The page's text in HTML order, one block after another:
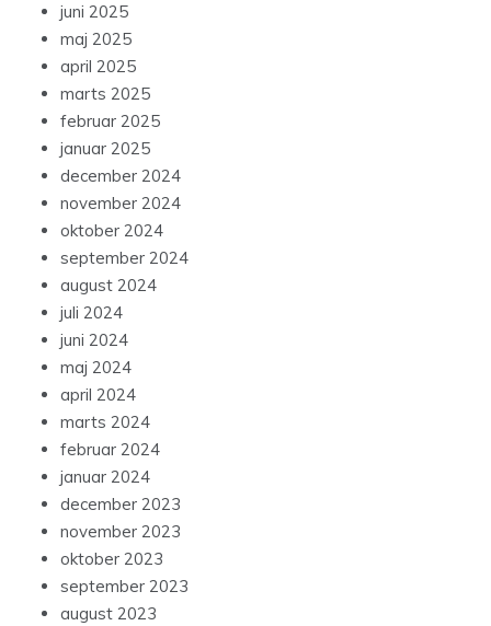
juni 2025
maj 2025
april 2025
marts 2025
februar 2025
januar 2025
december 2024
november 2024
oktober 2024
september 2024
august 2024
juli 2024
juni 2024
maj 2024
april 2024
marts 2024
februar 2024
januar 2024
december 2023
november 2023
oktober 2023
september 2023
august 2023